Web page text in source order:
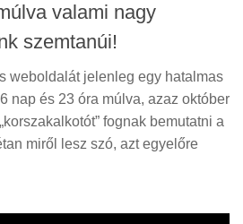
valami nagy
szemtanúi!
weboldalát jelenleg egy hatalmas
nap és 23 óra múlva, azaz október
fognak bemutatni a
miről lesz szó, azt egyelőre